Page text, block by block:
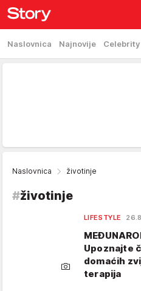
Naslovnica Najnovije Celebrity
Naslovnica životinje
#životinje
LIFESTYLE
Upoznajte
domaćih
terapija